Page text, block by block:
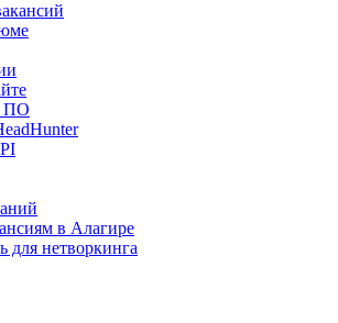
ПО
в Алагире
для нетворкинга